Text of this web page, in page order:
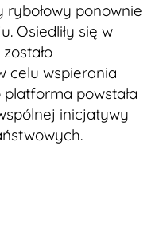
rybołowy ponownie
Osiedliły się w
celu wspierania
powstała
inicjatywy